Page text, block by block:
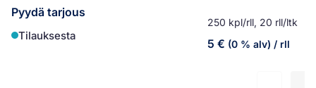
Pyydä tarjous
Tilauksesta
250 kpl/rll, 20 rll/ltk
5 € (0 % alv) / rll